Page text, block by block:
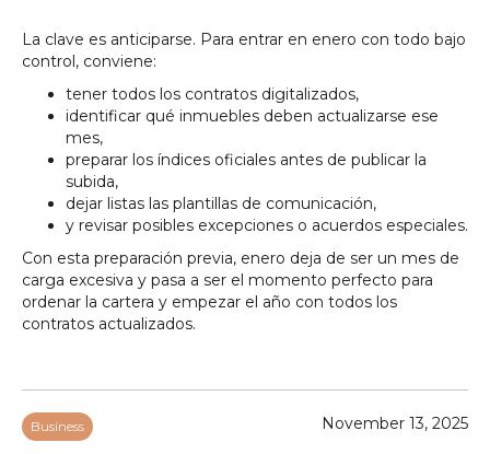
La clave es anticiparse. Para entrar en enero con todo bajo
control, conviene:
tener todos los contratos digitalizados,
identificar qué inmuebles deben actualizarse ese
mes,
preparar los índices oficiales antes de publicar la
subida,
dejar listas las plantillas de comunicación,
y revisar posibles excepciones o acuerdos especiales.
Con esta preparación previa, enero deja de ser un mes de
carga excesiva y pasa a ser el momento perfecto para
ordenar la cartera y empezar el año con todos los
contratos actualizados.
Business November 13, 2025